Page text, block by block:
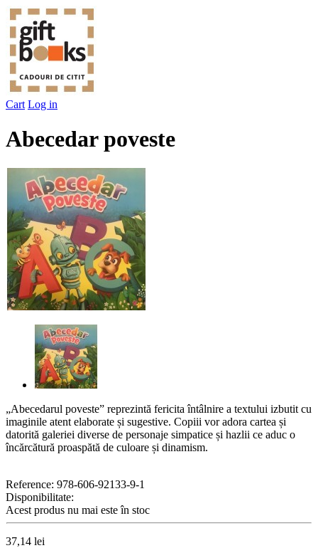
Cart Log in
Abecedar poveste
„Abecedarul poveste” reprezintă fericita întâlnire a textului izbutit cu
imaginile atent elaborate și sugestive. Copiii vor adora cartea și
datorită galeriei diverse de personaje simpatice și hazlii ce aduc o
încărcătură proaspătă de culoare și dinamism.
Reference: 978-606-92133-9-1
Disponibilitate:
Acest produs nu mai este în stoc
37,14 lei